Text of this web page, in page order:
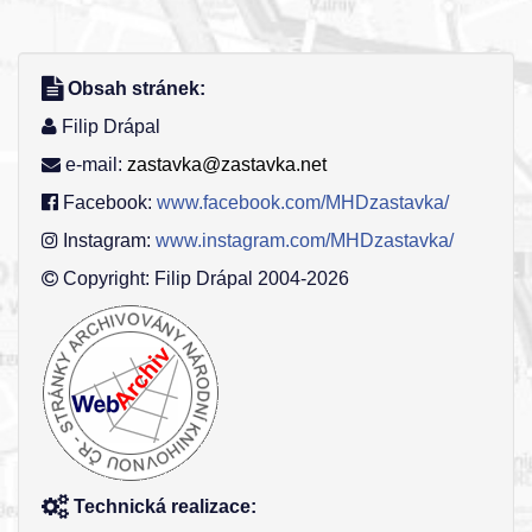
Obsah stránek:
Filip Drápal
e-mail: zastavka@zastavka.net
Facebook: www.facebook.com/MHDzastavka/
Instagram: www.instagram.com/MHDzastavka/
Copyright: Filip Drápal 2004-2026
Technická realizace: